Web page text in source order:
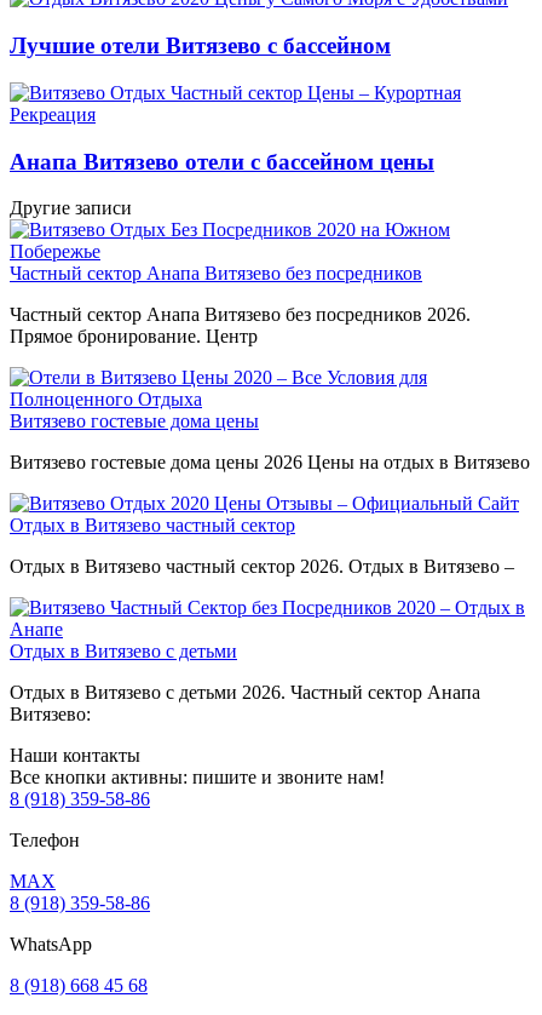
Лучшие отели Витязево с бассейном
Анапа Витязево отели с бассейном цены
Другие записи
Частный сектор Анапа Витязево без посредников
Частный сектор Анапа Витязево без посредников 2026.
Прямое бронирование. Центр
Витязево гостевые дома цены
Витязево гостевые дома цены 2026 Цены на отдых в Витязево
Отдых в Витязево частный сектор
Отдых в Витязево частный сектор 2026. Отдых в Витязево –
Отдых в Витязево с детьми
Отдых в Витязево с детьми 2026. Частный сектор Анапа
Витязево:
Наши контакты
Все кнопки активны: пишите и звоните нам!
8 (918) 359-58-86
Телефон
MAX
8 (918) 359-58-86
WhatsApp
8 (918) 668 45 68